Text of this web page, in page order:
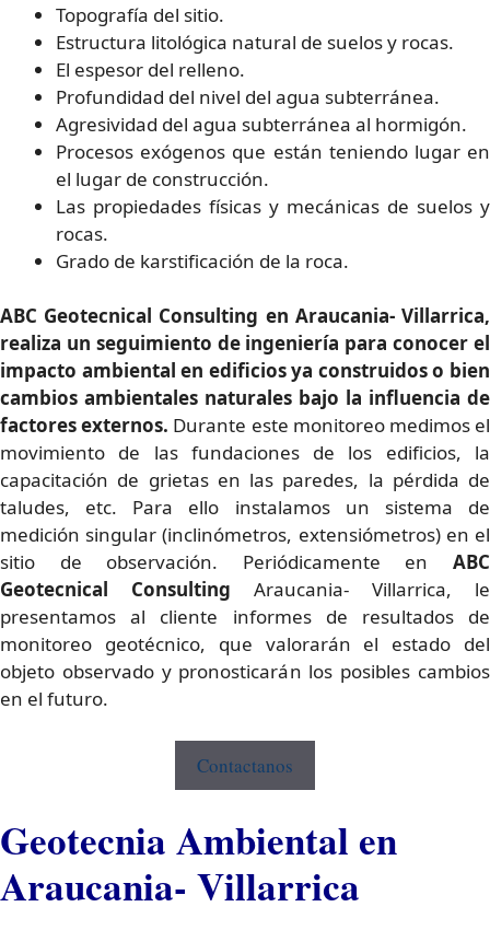
Topografía del sitio.
Estructura litológica natural de suelos y rocas.
El espesor del relleno.
Profundidad del nivel del agua subterránea.
Agresividad del agua subterránea al hormigón.
Procesos exógenos que están teniendo lugar en
el lugar de construcción.
Las propiedades físicas y mecánicas de suelos y
rocas.
Grado de karstificación de la roca.
ABC Geotecnical Consulting en Araucania- Villarrica,
realiza un seguimiento de ingeniería para conocer el
impacto ambiental en edificios ya construidos o bien
cambios ambientales naturales bajo la influencia de
factores externos. Durante este monitoreo medimos el
movimiento de las fundaciones de los edificios, la
capacitación de grietas en las paredes, la pérdida de
taludes, etc. Para ello instalamos un sistema de
medición singular (inclinómetros, extensiómetros) en el
sitio de observación. Periódicamente en ABC
Geotecnical Consulting Araucania- Villarrica, le
presentamos al cliente informes de resultados de
monitoreo geotécnico, que valorarán el estado del
objeto observado y pronosticarán los posibles cambios
en el futuro.
Contactanos
Geotecnia Ambiental en
Araucania- Villarrica